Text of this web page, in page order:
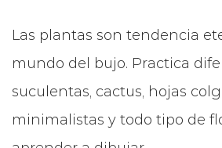
Las plantas son tendencia
mundo del bujo. Practica
suculentas, cactus, hojas
minimalistas y todo tipo de